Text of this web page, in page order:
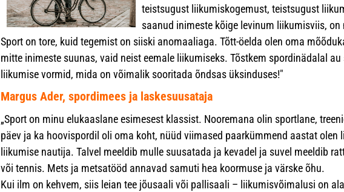
teistsugust liikumiskogemust, teistsugust
saanud inimeste kõige levinum liikumisviis,
Sport on tore, kuid tegemist on siiski anomaaliaga. Tõtt-öelda olen oma
mitte inimeste suunas, vaid neist eemale liikumiseks. Tõstkem spordinädalal
liikumise vormid, mida on võimalik sooritada õndsas üksinduses!"
Margus Ader, spordimees ja laskesuusataja
„Sport on minu elukaaslane esimesest klassist. Nooremana olin sportlane,
päev ja ka hoovispordil oli oma koht, nüüd viimased paarkümmend aastat olen
liikumise nautija. Talvel meeldib mulle suusatada ja kevadel ja suvel meeldib
või tennis. Mets ja metsatööd annavad samuti hea koormuse ja värske õhu.
Kui ilm on kehvem, siis leian tee jõusaali või pallisaali – liikumisvõimalusi on